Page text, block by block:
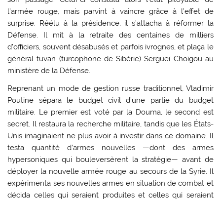
l’armée rouge, mais parvint à vaincre grâce à l’effet de
surprise. Réélu à la présidence, il s’attacha à réformer la
Défense. Il mit à la retraite des centaines de milliers
d’officiers, souvent désabusés et parfois ivrognes, et plaça le
général tuvan (turcophone de Sibérie) Sergueï Choïgou au
ministère de la Défense.
Reprenant un mode de gestion russe traditionnel, Vladimir
Poutine sépara le budget civil d’une partie du budget
militaire. Le premier est voté par la Douma, le second est
secret. Il restaura la recherche militaire, tandis que les États-
Unis imaginaient ne plus avoir à investir dans ce domaine. Il
testa quantité d’armes nouvelles —dont des armes
hypersoniques qui bouleversèrent la stratégie— avant de
déployer la nouvelle armée rouge au secours de la Syrie. Il
expérimenta ses nouvelles armes en situation de combat et
décida celles qui seraient produites et celles qui seraient